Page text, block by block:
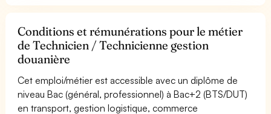
Conditions et rémunérations pour le métier
de Technicien / Technicienne gestion
douanière
Cet emploi/métier est accessible avec un diplôme de
niveau Bac (général, professionnel) à Bac+2 (BTS/DUT)
en transport, gestion logistique, commerce